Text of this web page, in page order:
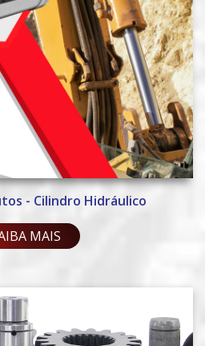
- Cilindro Hidráulico
MAIS